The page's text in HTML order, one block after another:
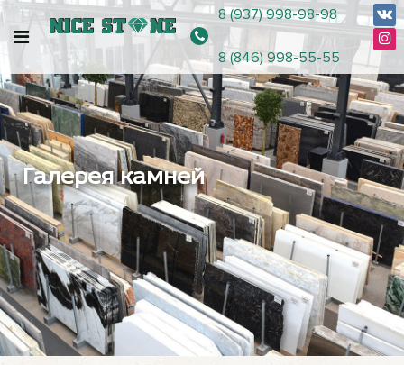
8 (937) 998-98-98
8 (846) 998-55-55
Галерея камней